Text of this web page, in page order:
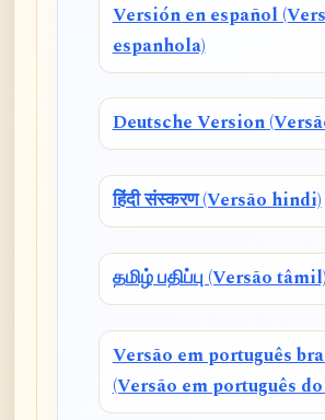
Versión en español
espanhola)
Deutsche Version
हिंदी संस्करण (Versão hindi)
தமிழ் பதிப்பு (Versão
Versão em português
(Versão em português